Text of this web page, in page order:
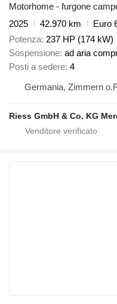
Motorhome - furgone
2025
42.970 km
Euro
Potenza 237 HP (174 kW)
Sospensione ad aria
Posti a sedere 4
Germania, Zimmern